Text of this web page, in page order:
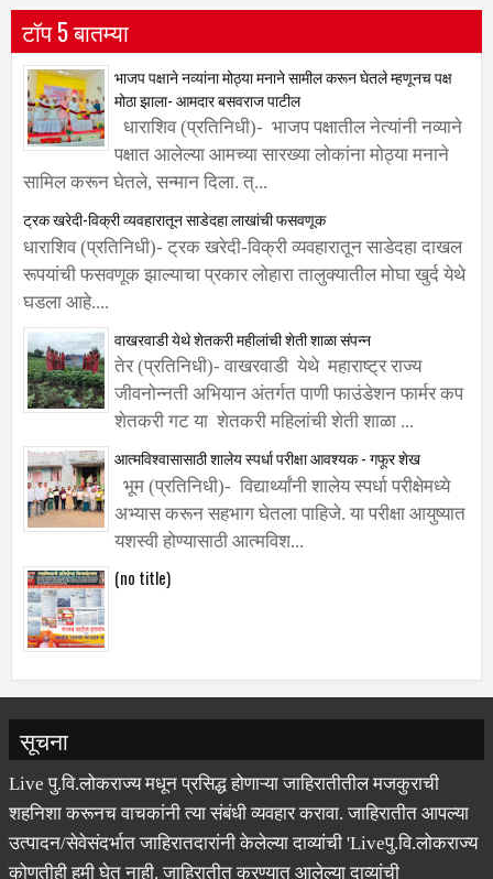
टॉप 5 बातम्या
मोठा झाला- आमदार बसवराज पाटील
धाराशिव (प्रतिनिधी)- भाजप पक्षातील नेत्यांनी नव्याने
पक्षात आलेल्या आमच्या सारख्या लोकांना मोठ्या मनाने
सामिल करून घेतले, सन्मान दिला. त्...
ट्रक खरेदी-विक्री व्यवहारातून साडेदहा लाखांची फसवणूक
धाराशिव (प्रतिनिधी)- ट्रक खरेदी-विक्री व्यवहारातून साडेदहा दाखल
रूपयांची फसवणूक झाल्याचा प्रकार लोहारा तालुक्यातील मोघा खुर्द येथे
घडला आहे....
तेर (प्रतिनिधी)- वाखरवाडी येथे महाराष्ट्र राज्य
जीवनोन्नती अभियान अंतर्गत पाणी फाउंडेशन फार्मर कप
शेतकरी गट या शेतकरी महिलांची शेती शाळा ...
आत्मविश्वासासाठी शालेय स्पर्धा परीक्षा आवश्यक - गफूर शेख
भूम (प्रतिनिधी)- विद्यार्थ्यांनी शालेय स्पर्धा परीक्षेमध्ये
अभ्यास करून सहभाग घेतला पाहिजे. या परीक्षा आयुष्यात
यशस्वी होण्यासाठी आत्मविश...
सूचना
Live पु.वि.लोकराज्य मधून प्रसिद्ध होणाऱ्या जाहिरातीतील मजकुराची
शहनिशा करूनच वाचकांनी त्या संबंधी व्यवहार करावा. जाहिरातीत आपल्या
उत्पादन/सेवेसंदर्भात जाहिरातदारांनी केलेल्या दाव्यांची 'Liveपु.वि.लोकराज्य
कोणतीही हमी घेत नाही. जाहिरातीत करण्यात आलेल्या दाव्यांची